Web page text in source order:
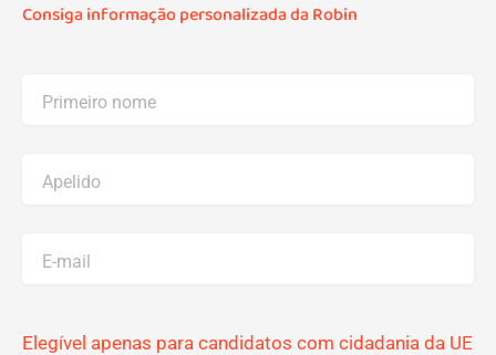
Consiga informação personalizada da Robin
Primeiro nome
Apelido
E-mail
Elegível apenas para candidatos com cidadania da UE